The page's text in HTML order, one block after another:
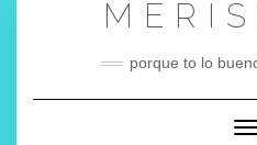
porque to lo